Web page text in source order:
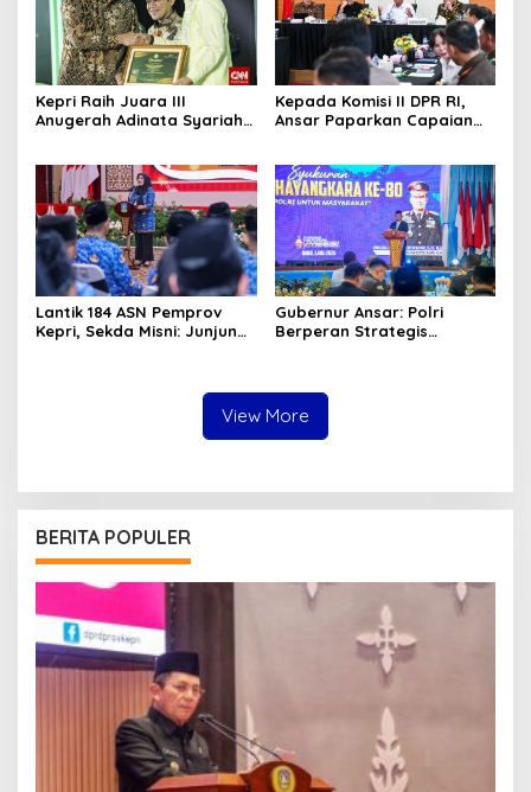
Kepri Raih Juara III
Anugerah Adinata Syariah
Kepada Komisi II DPR RI,
Ansar Paparkan Capaian
Lantik 184 ASN Pemprov
Kepri, Sekda Misni: Junjung
Gubernur Ansar: Polri
Berperan Strategis
View More
BERITA POPULER